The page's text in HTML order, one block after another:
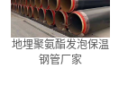
地埋聚氨酯发泡保温
钢管厂家